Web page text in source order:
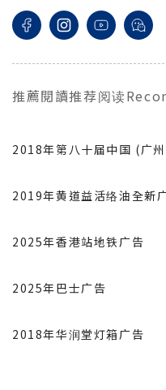
推薦閱讀推荐阅读
2018年第八十届中国 (广
2019年黄道益活络油全新
2025年香港站地铁广告
2025年巴士广告
2018年华润堂灯箱广告